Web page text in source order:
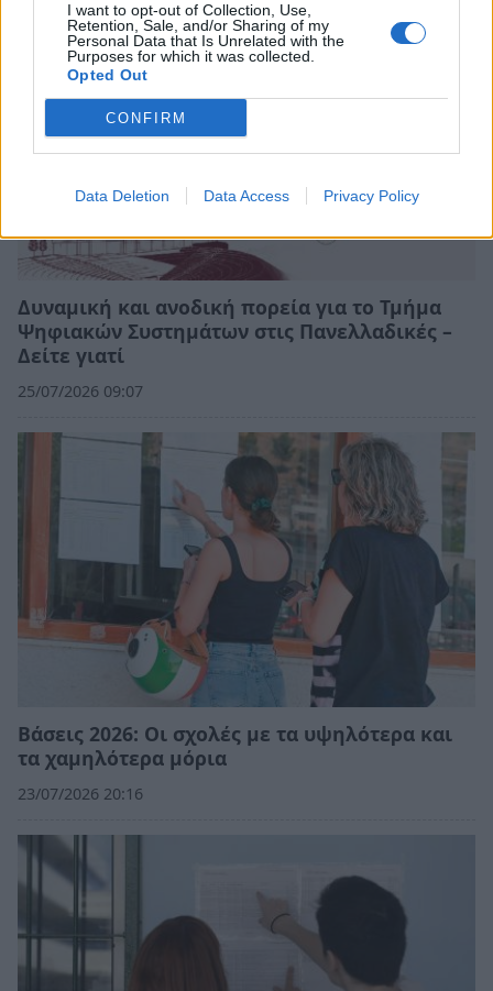
I want to opt-out of Collection, Use,
Retention, Sale, and/or Sharing of my
Personal Data that Is Unrelated with the
Purposes for which it was collected.
Opted Out
CONFIRM
Data Deletion Data Access Privacy Policy
Δυναμική και ανοδική πορεία για το Τμήμα
Ψηφιακών Συστημάτων στις Πανελλαδικές –
Δείτε γιατί
25/07/2026 09:07
Βάσεις 2026: Οι σχολές με τα υψηλότερα και
τα χαμηλότερα μόρια
23/07/2026 20:16